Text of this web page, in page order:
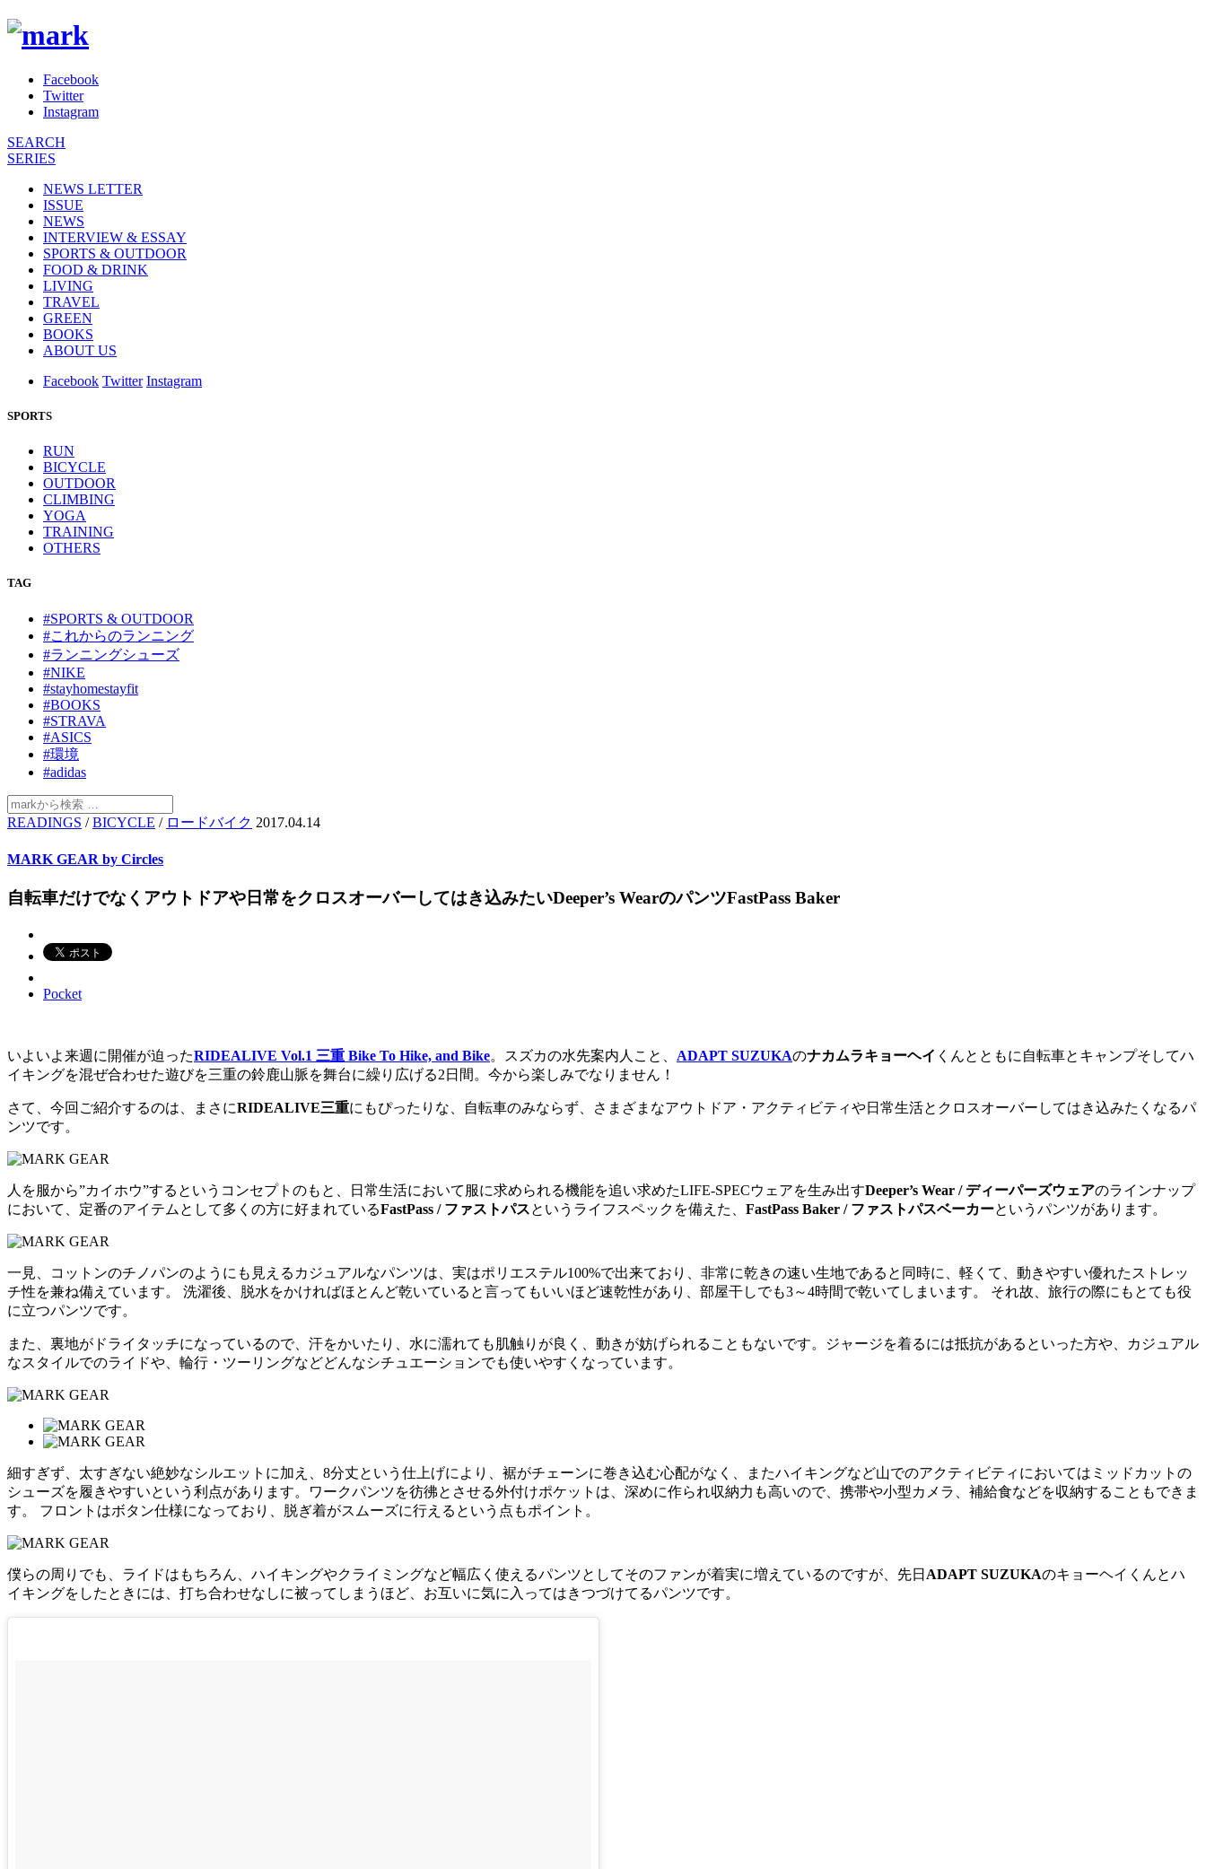
Facebook
Twitter
Instagram
SEARCH
SERIES
NEWS LETTER
ISSUE
NEWS
INTERVIEW & ESSAY
SPORTS & OUTDOOR
FOOD & DRINK
LIVING
TRAVEL
GREEN
BOOKS
ABOUT US
Facebook Twitter Instagram
SPORTS
RUN
BICYCLE
OUTDOOR
CLIMBING
YOGA
TRAINING
OTHERS
TAG
#SPORTS & OUTDOOR
#これからのランニング
#ランニングシューズ
#NIKE
#stayhomestayfit
#BOOKS
#STRAVA
#ASICS
#環境
#adidas
READINGS /BICYCLE / ロードバイク 2017.04.14
MARK GEAR by Circles
自転車だけでなくアウトドアや日常をクロスオーバーしてはき込みたいDeeper’s WearのパンツFastPass Baker
Pocket
いよいよ来週に開催が迫ったRIDEALIVE Vol.1 三重 Bike To Hike, and Bike。スズカの水先案内人こと、 ADAPT SUZUKAのナカムラキョーヘイ くんとともに自転車とキャンプそしてハ
イキングを混ぜ合わせた遊びを三重の鈴鹿山脈を舞台に繰り広げる2日間。今から楽しみでなりません！
さて、今回ご紹介するのは、まさにRIDEALIVE三重にもぴったりな、自転車のみならず、さまざまなアウトドア・アクティビティや日常生活とクロスオーバーしてはき込みたくなるパ
ンツです。
人を服から”カイホウ”するというコンセプトのもと、日常生活において服に求められる機能を追い求めたLIFE-SPECウェアを生み出すDeeper’s Wear / ディーパーズウェアのラインナップ
において、定番のアイテムとして多くの方に好まれているFastPass / ファストパスというライフスペックを備えた、 FastPass Baker / ファストパスベーカーというパンツがあります。
一見、コットンのチノパンのようにも見えるカジュアルなパンツは、実はポリエステル100%で出来ており、非常に乾きの速い生地であると同時に、軽くて、動きやすい優れたストレッ
チ性を兼ね備えています。 洗濯後、脱水をかければほとんど乾いていると言ってもいいほど速乾性があり、部屋干しでも3～4時間で乾いてしまいます。 それ故、旅行の際にもとても役
に立つパンツです。
また、裏地がドライタッチになっているので、汗をかいたり、水に濡れても肌触りが良く、動きが妨げられることもないです。ジャージを着るには抵抗があるといった方や、カジュアル
なスタイルでのライドや、輪行・ツーリングなどどんなシチュエーションでも使いやすくなっています。
細すぎず、太すぎない絶妙なシルエットに加え、8分丈という仕上げにより、裾がチェーンに巻き込む心配がなく、またハイキングなど山でのアクティビティにおいてはミッドカットの
シューズを履きやすいという利点があります。ワークパンツを彷彿とさせる外付けポケットは、深めに作られ収納力も高いので、携帯や小型カメラ、補給食などを収納することもできま
す。 フロントはボタン仕様になっており、脱ぎ着がスムーズに行えるという点もポイント。
僕らの周りでも、ライドはもちろん、ハイキングやクライミングなど幅広く使えるパンツとしてそのファンが着実に増えているのですが、先日 ADAPT SUZUKAのキョーヘイくんとハ
イキングをしたときには、打ち合わせなしに被ってしまうほど、お互いに気に入ってはきつづけてるパンツです。